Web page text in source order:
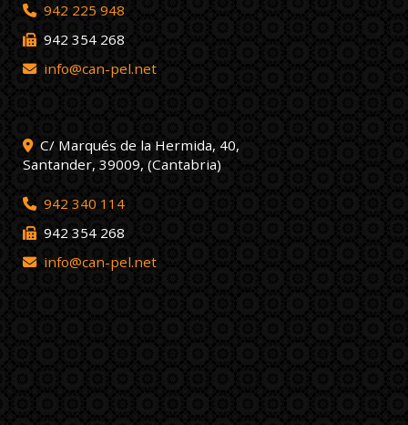
942 225 948
942 354 268
info
can-pel.net
C/ Marqués de la Hermida, 40,
Santander, 39009, (Cantabria)
942 340 114
942 354 268
info
can-pel.net